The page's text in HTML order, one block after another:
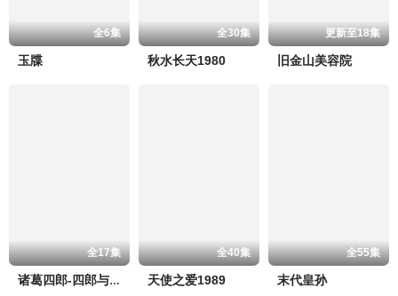
全6集
玉牒
全30集
秋水长天1980
更新至18集
旧金山美容院
全17集
诸葛四郎-四郎与真平
全40集
天使之爱1989
全55集
末代皇孙